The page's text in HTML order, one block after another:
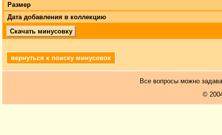
Размер
Дата добавления в коллекцию
Скачать минусовку
вернуться к поиску минусовок
Все вопросы можно
©